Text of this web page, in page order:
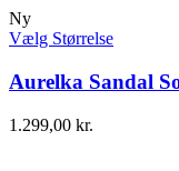
Ny
Vælg Størrelse
Aurelka Sandal
1.299,00 kr.